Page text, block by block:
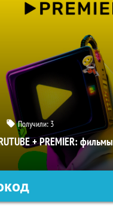
Получили: 3
+ PREMIER: